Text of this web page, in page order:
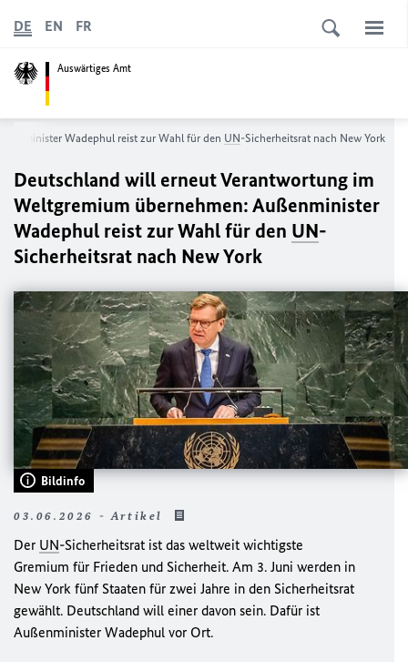
Auswärtiges Amt
DE EN FR
Wadephul reist zur Wahl für den UN-Sicherheitsrat nach New York
Deutschland will erneut Verantwortung im
Weltgremium übernehmen: Außenminister
Wadephul reist zur Wahl für den UN-
Sicherheitsrat nach New York
Bildinfo
03.06.2026 - Artikel
Der UN-Sicherheitsrat ist das weltweit wichtigste
Gremium für Frieden und Sicherheit. Am 3. Juni werden in
New York fünf Staaten für zwei Jahre in den Sicherheitsrat
gewählt. Deutschland will einer davon sein. Dafür ist
Außenminister Wadephul vor Ort.